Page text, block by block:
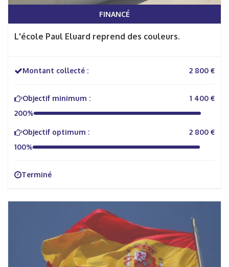
FINANCÉ
L'école Paul Eluard reprend des couleurs.
Montant collecté : 2 800 €
Objectif minimum :
1 400 €
200%
Objectif optimum :
2 800 €
100%
Terminé